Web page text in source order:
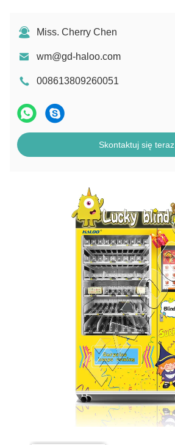
Miss. Cherry Chen
wm@gd-haloo.com
008613809260051
Skontaktuj się teraz